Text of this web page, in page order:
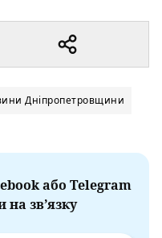
Дніпропетровщини
або Telegram
зв’язку